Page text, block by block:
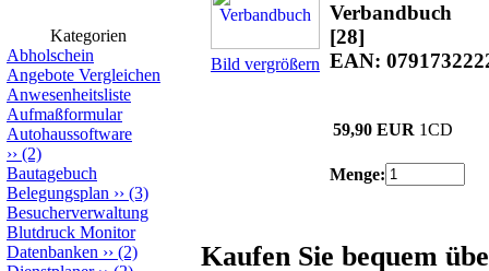
Kategorien
Abholschein
Angebote Vergleichen
Anwesenheitsliste
Aufmaßformular
Autohaussoftware
›› (2)
Bautagebuch
Belegungsplan ›› (3)
Besucherverwaltung
Blutdruck Monitor
Datenbanken ›› (2)
Bild vergrößern
Verbandbuch
[28]
EAN:
59,90 EUR 1CD
Menge:
Kaufen Sie bequem